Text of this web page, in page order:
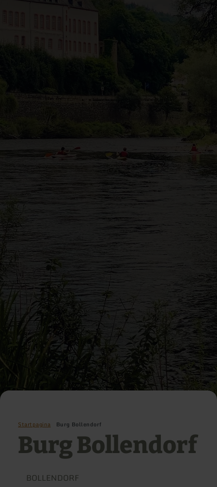
Startpagina Burg Bollendorf
Burg Bollendorf
BOLLENDORF